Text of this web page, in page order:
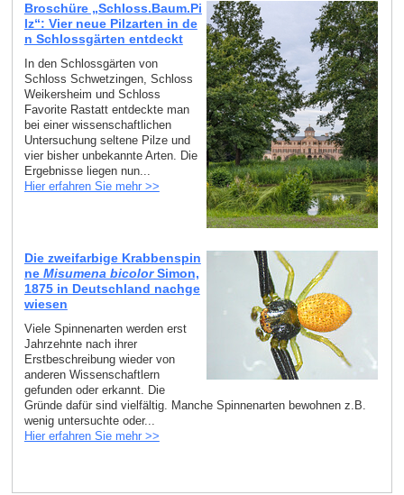
Broschüre „Schloss.Baum.Pi
lz“: Vier neue Pilzarten in de
n Schlossgärten entdeckt
In den Schlossgärten von
Schloss Schwetzingen, Schloss
Weikersheim und Schloss
Favorite Rastatt entdeckte man
bei einer wissenschaftlichen
Untersuchung seltene Pilze und
vier bisher unbekannte Arten. Die
Ergebnisse liegen nun...
Hier erfahren Sie mehr >>
Die zweifarbige Krabbenspin
ne Misumena bicolorSimon,
1875 in Deutschland nachge
wiesen
Viele Spinnenarten werden erst
Jahrzehnte nach ihrer
Erstbeschreibung wieder von
anderen Wissenschaftlern
gefunden oder erkannt. Die
Gründe dafür sind vielfältig. Manche Spinnenarten bewohnen z.B.
wenig untersuchte oder...
Hier erfahren Sie mehr >>